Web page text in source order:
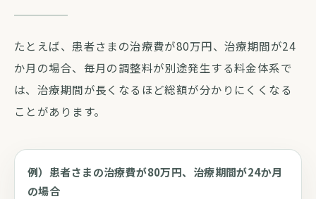
たとえば、患者さまの治療費が80万円、治療期間が24
か月の場合、毎月の調整料が別途発生する料金体系で
は、治療期間が長くなるほど総額が分かりにくくなる
ことがあります。
例）患者さまの治療費が80万円、治療期間が24か月
の場合